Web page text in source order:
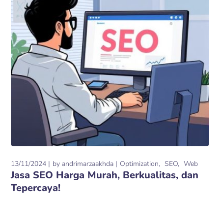
13/11/2024 by andrimarzaakhda Optimization SEO Web
Jasa SEO Harga Murah, Berkualitas, dan
Tepercaya!